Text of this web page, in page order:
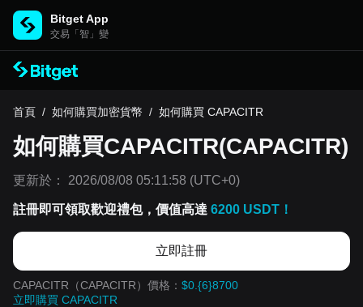
Bitget App
交易「智」變
首頁 / 如何購買加密貨幣 / 如何購買 CAPACITR
如何購買CAPACITR(CAPACITR)
更新於： 2026/08/08 05:11:58 (UTC+0)
註冊即可領取歡迎禮包，價值高達 6200 USDT！
立即註冊
CAPACITR（CAPACITR）價格： $0.{6}8700
立即購買 CAPACITR